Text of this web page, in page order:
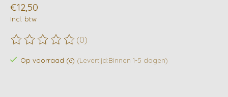
€12,50
Incl. btw
De beoordeling van dit product is
(0)
Op voorraad (6) (Levertijd:Binnen 1-5 dagen)